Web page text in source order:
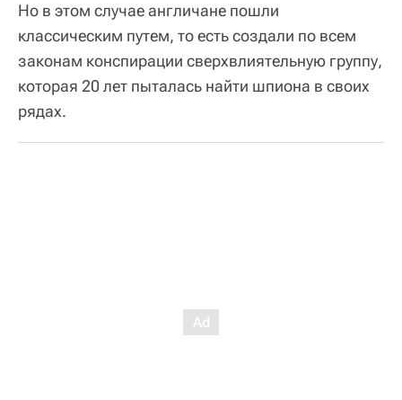
Но в этом случае англичане пошли
классическим путем, то есть создали по всем
законам конспирации сверхвлиятельную группу,
которая 20 лет пыталась найти шпиона в своих
рядах.